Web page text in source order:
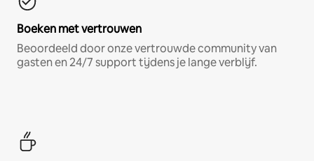
Boeken met vertrouwen
Beoordeeld door onze vertrouwde community van
gasten en 24/7 support tijdens je lange verblijf.